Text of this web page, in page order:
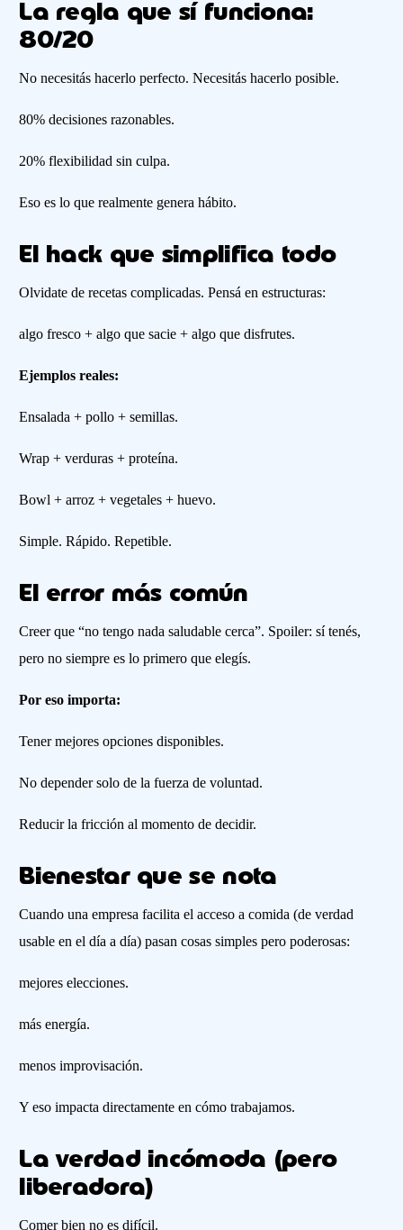
La regla que sí funciona:
80/20
No necesitás hacerlo perfecto. Necesitás hacerlo posible.
80% decisiones razonables.
20% flexibilidad sin culpa.
Eso es lo que realmente genera hábito.
El hack que simplifica todo
Olvidate de recetas complicadas. Pensá en estructuras:
algo fresco + algo que sacie + algo que disfrutes.
Ejemplos reales:
Ensalada + pollo + semillas.
Wrap + verduras + proteína.
Bowl + arroz + vegetales + huevo.
Simple. Rápido. Repetible.
El error más común
Creer que “no tengo nada saludable cerca”. Spoiler: sí tenés,
pero no siempre es lo primero que elegís.
Por eso importa:
Tener mejores opciones disponibles.
No depender solo de la fuerza de voluntad.
Reducir la fricción al momento de decidir.
Bienestar que se nota
Cuando una empresa facilita el acceso a comida (de verdad
usable en el día a día) pasan cosas simples pero poderosas:
mejores elecciones.
más energía.
menos improvisación.
Y eso impacta directamente en cómo trabajamos.
La verdad incómoda (pero
liberadora)
Comer bien no es difícil.